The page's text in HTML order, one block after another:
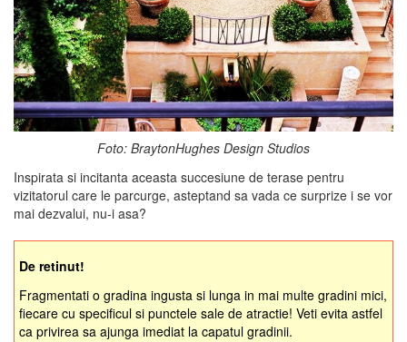
Foto: BraytonHughes Design Studios
Inspirata si incitanta aceasta succesiune de terase pentru
vizitatorul care le parcurge, asteptand sa vada ce surprize i se vor
mai dezvalui, nu-i asa?
De retinut!
Fragmentati o gradina ingusta si lunga in mai multe gradini mici,
fiecare cu specificul si punctele sale de atractie! Veti evita astfel
ca privirea sa ajunga imediat la capatul gradinii.